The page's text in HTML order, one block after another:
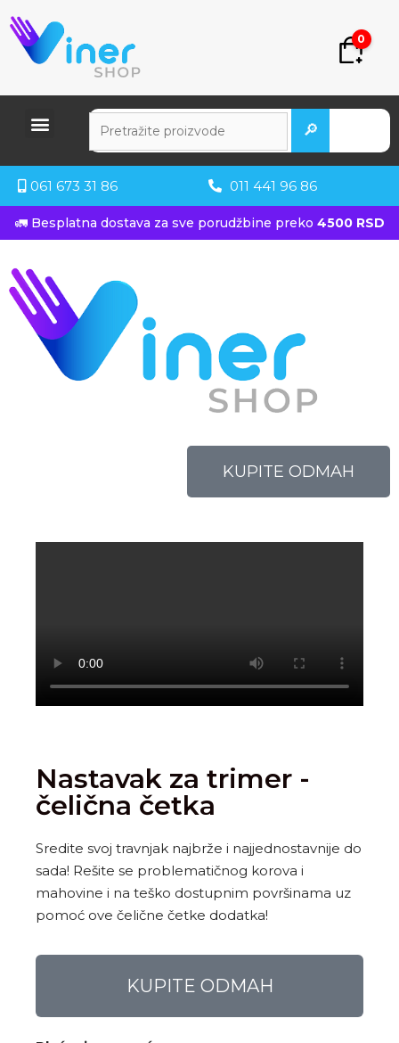
0
🔎
061 673 31 86 011 441 96 86
🚛 Besplatna dostava za sve porudžbine preko 4500 RSD
KUPITE ODMAH
Nastavak za trimer -
čelična četka
Sredite svoj travnjak najbrže i najjednostavnije do
sada! Rešite se problematičnog korova i
mahovine i na teško dostupnim površinama uz
pomoć ove čelične četke dodatka!
KUPITE ODMAH